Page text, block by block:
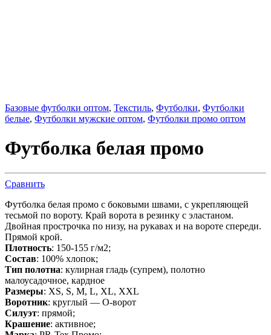
Базовые футболки оптом, Текстиль, Футболки, Футболки
белые, Футболки мужские оптом, Футболки промо оптом
Футболка белая промо
Сравнить
Футболка белая промо с боковыми швами, с укрепляющей
тесьмой по вороту. Край ворота в резинку с эластаном.
Двойная прострочка по низу, на рукавах и на вороте спереди.
Прямой крой.
Плотность: 150-155 г/м2;
Состав: 100% хлопок;
Тип полотна: кулирная гладь (супрем), полотно
малоусадочное, кардное
Размеры: XS, S, M, L, XL, XXL
Воротник: круглый — О-ворот
Силуэт: прямой;
Крашение: активное;